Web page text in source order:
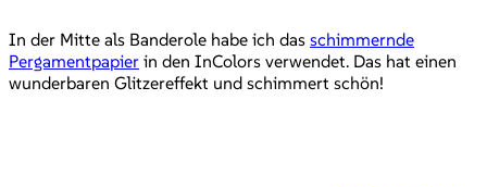
In der Mitte als Banderole habe ich das schimmernde
Pergamentpapier in den InColors verwendet. Das hat einen
wunderbaren Glitzereffekt und schimmert schön!